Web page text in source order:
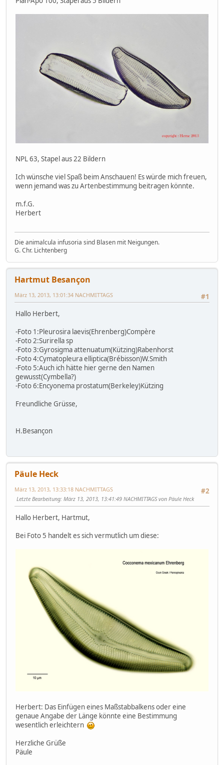
NPL 63, Stapel aus 22 Bildern
Ich wünsche viel Spaß beim Anschauen! Es würde mich freuen,
wenn jemand was zu Artenbestimmung beitragen könnte.
m.f.G.
Herbert
Die animalcula infusoria sind Blasen mit Neigungen.
G. Chr. Lichtenberg
Hartmut Besançon
#1
März 13, 2013, 13:01:34 NACHMITTAGS
Hallo Herbert,
-Foto 1:Pleurosira laevis(Ehrenberg)Compère
-Foto 2:Surirella sp
-Foto 3:Gyrosigma attenuatum(Kützing)Rabenhorst
-Foto 4:Cymatopleura elliptica(Brébisson)W.Smith
-Foto 5:Auch ich hätte hier gerne den Namen
gewusst(Cymbella?)
-Foto 6:Encyonema prostatum(Berkeley)Kützing
Freundliche Grüsse,
H.Besançon
Päule Heck
#2
März 13, 2013, 13:33:18 NACHMITTAGS
Letzte Bearbeitung: März 13, 2013, 13:41:49 NACHMITTAGS von Päule Heck
Hallo Herbert, Hartmut,
Bei Foto 5 handelt es sich vermutlich um diese:
Herbert: Das Einfügen eines Maßstabbalkens oder eine
genaue Angabe der Länge könnte eine Bestimmung
wesentlich erleichtern
Herzliche Grüße
Päule